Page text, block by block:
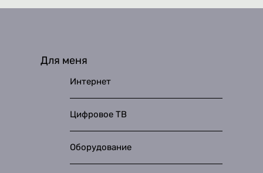
Для меня
Интернет
Цифровое ТВ
Оборудование